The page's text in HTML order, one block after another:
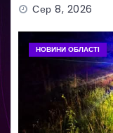
Сер 8, 2026
НОВИНИ ОБЛАСТІ